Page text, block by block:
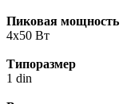
Пиковая мощность
4x50 Вт
Типоразмер
1 din